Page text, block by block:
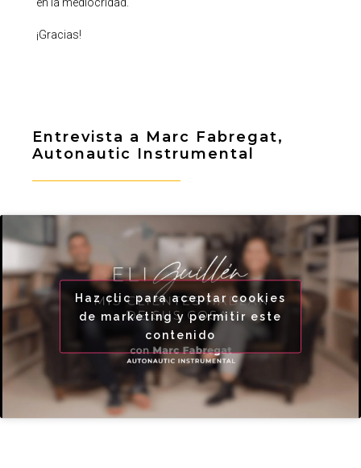
en la mediocridad.
¡Gracias!
Haz clic para aceptar cookies
de marketing y permitir este
contenido
Entrevista a Marc Fabregat,
Autonautic Instrumental